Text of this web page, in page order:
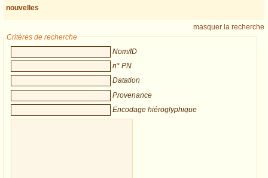
nouvelles
masquer la recherche
Critères de recherche
Nom/ID
n° PN
Datation
Provenance
Encodage hiéroglyphique